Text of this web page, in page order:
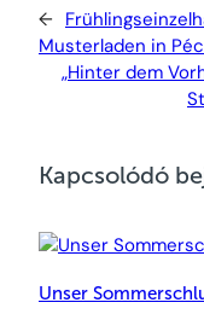
←
Musterladen in
„Hinter dem
Kapcsolódó
Unser